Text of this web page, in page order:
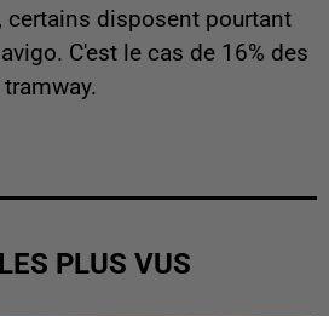
certains disposent pourtant
C'est le cas de 16% des
PLUS VUS